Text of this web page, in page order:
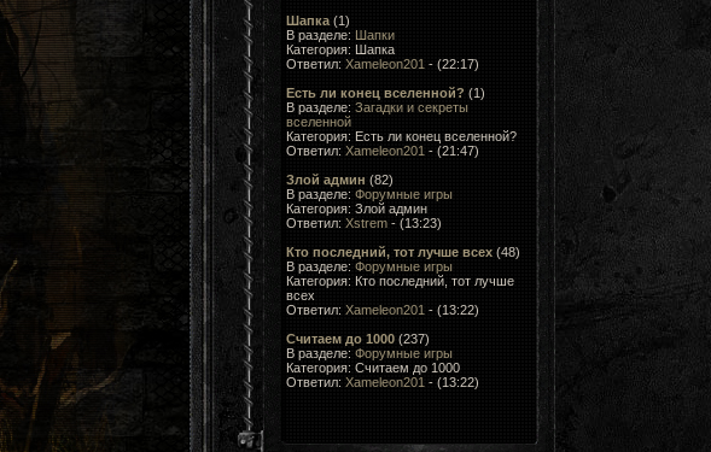
Шапка(1)
В разделе: Шапки
Категория: Шапка
Ответил: Xameleon201 - (22:17)
Есть ли конец вселенной? (1)
В разделе: Загадки и секреты
вселенной
Категория: Есть ли конец вселенной?
Ответил: Xameleon201 - (21:47)
Злой админ (82)
В разделе: Форумные игры
Категория: Злой админ
Ответил: Xstrem- (13:23)
Кто последний, тот лучше всеx(48)
В разделе: Форумные игры
Категория: Кто последний, тот лучше
всеx
Ответил: Xameleon201 - (13:22)
Считаем до 1000(237)
В разделе: Форумные игры
Категория: Считаем до 1000
Ответил: Xameleon201 - (13:22)